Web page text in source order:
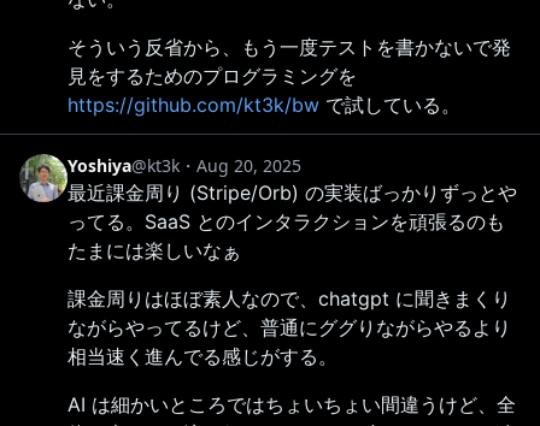
そういう反省から、もう一度テストを書かないで発
見をするためのプログラミングを
https://github.com/kt3k/bw で試している。
Yoshiya@kt3k ・ Aug 20, 2025
最近課金周り (Stripe/Orb) の実装ばっかりずっとや
ってる。SaaS とのインタラクションを頑張るのも
たまには楽しいなぁ
課金周りはほぼ素人なので、chatgpt に聞きまくり
ながらやってるけど、普通にググりながらやるより
相当速く進んでる感じがする。
AI は細かいところではちょいちょい間違うけど、全